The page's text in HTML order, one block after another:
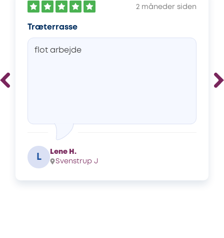
2 måneder siden
Træterrasse
flot arbejde
L
Lene H.
Svenstrup J